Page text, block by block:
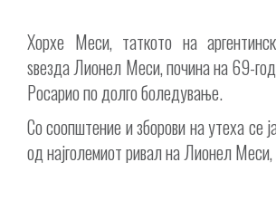
Хорхе Меси, таткото на
ѕвезда Лионел Меси, почина на 69-
Росарио по долго боледување.
Со соопштение и зборови на утеха се
од најголемиот ривал на Лионел